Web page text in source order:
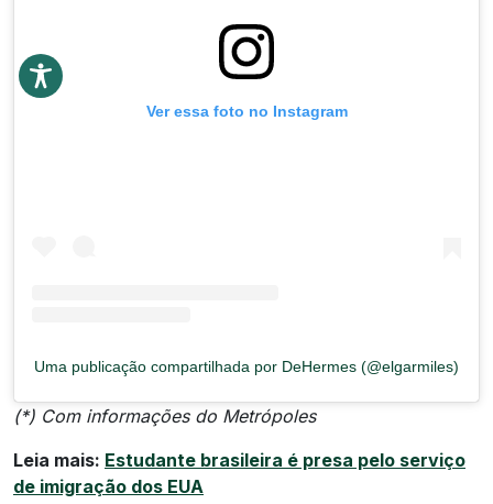
Ver essa foto no Instagram
Uma publicação compartilhada por DeHermes (@elgarmiles)
(*) Com informações do Metrópoles
Leia mais: Estudante brasileira é presa pelo serviço
de imigração dos EUA